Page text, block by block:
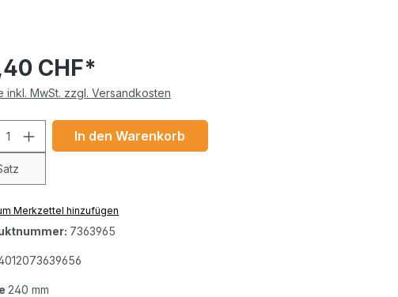
CHF*
inkl. MwSt. zzgl. Versandkosten
Anzahl: Gib den gewünschten Wert
In den Warenkorb
Merkzettel hinzufügen
7363965
240 mm